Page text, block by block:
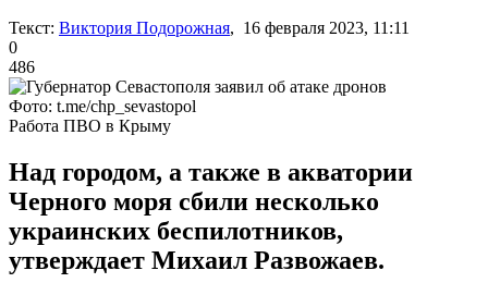
Текст: Виктория Подорожная, 16 февраля 2023, 11:11
0
486
Фото: t.me/chp_sevastopol
Работа ПВО в Крыму
Над городом, а также в акватории
Черного моря сбили несколько
украинских беспилотников,
утверждает Михаил Развожаев.